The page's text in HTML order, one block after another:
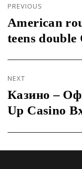
navigation
PREVIOUS
Previous
post:
American
teens
NEXT
Next
post:
Казино –
Up Casino